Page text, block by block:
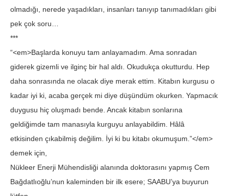
olmadığı, nerede yaşadıkları, insanları tanıyıp tanımadıkları gibi
pek çok soru…
***
“<em>Başlarda konuyu tam anlayamadım. Ama sonradan
giderek gizemli ve ilginç bir hal aldı. Okudukça okutturdu. Hep
daha sonrasında ne olacak diye merak ettim. Kitabın kurgusu o
kadar iyi ki, acaba gerçek mi diye düşündüm okurken. Yapmacık
duygusu hiç oluşmadı bende. Ancak kitabın sonlarına
geldiğimde tam manasıyla kurguyu anlayabildim. Hâlâ
etkisinden çıkabilmiş değilim. İyi ki bu kitabı okumuşum.”</em>
demek için,
Nükleer Enerji Mühendisliği alanında doktorasını yapmış Cem
Bağdatlıoğlu’nun kaleminden bir ilk esere; SAABU’ya buyurun